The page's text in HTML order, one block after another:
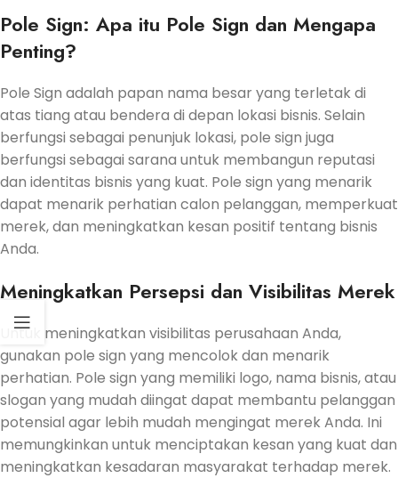
Pole Sign: Apa itu Pole Sign dan Mengapa
Penting?
Pole Sign adalah papan nama besar yang terletak di
atas tiang atau bendera di depan lokasi bisnis. Selain
berfungsi sebagai penunjuk lokasi, pole sign juga
berfungsi sebagai sarana untuk membangun reputasi
dan identitas bisnis yang kuat. Pole sign yang menarik
dapat menarik perhatian calon pelanggan, memperkuat
merek, dan meningkatkan kesan positif tentang bisnis
Anda.
Meningkatkan Persepsi dan Visibilitas Merek
Untuk meningkatkan visibilitas perusahaan Anda,
gunakan pole sign yang mencolok dan menarik
perhatian. Pole sign yang memiliki logo, nama bisnis, atau
slogan yang mudah diingat dapat membantu pelanggan
potensial agar lebih mudah mengingat merek Anda. Ini
memungkinkan untuk menciptakan kesan yang kuat dan
meningkatkan kesadaran masyarakat terhadap merek.